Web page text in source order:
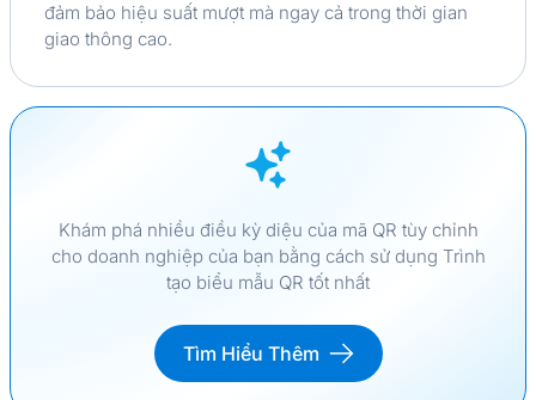
đảm bảo hiệu suất mượt mà ngay cả trong thời gian
giao thông cao.
Khám phá nhiều điều kỳ diệu của mã QR tùy chỉnh
cho doanh nghiệp của bạn bằng cách sử dụng Trình
tạo biểu mẫu QR tốt nhất
Tìm Hiểu Thêm